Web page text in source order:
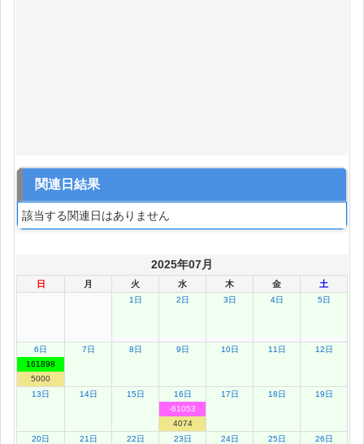
関連日結果
該当する関連日はありません
2025年07月
日 月 火 水 木 金 土
1日 2日 3日 4日 5日
6日
161898
5000
7日 8日 9日 10日 11日 12日
13日 14日 15日
16日
-61053
4074
17日 18日 19日
20日
21日 22日 23日 24日 25日 26日